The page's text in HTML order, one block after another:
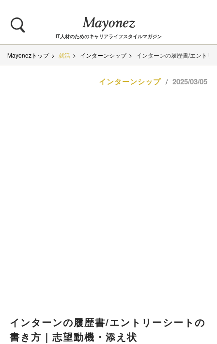
IT人材のためのキャリアライフスタイルマガジン
Mayonezトップ 就活 インターンシップ インターンの履歴書/エントリ
インターンシップ / 2025/03/05
インターンの履歴書/エントリーシートの
書き方｜志望動機・添え状